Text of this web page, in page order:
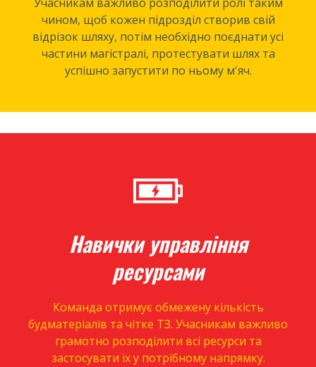
Учасникам важливо розподілити ролі таким
чином, щоб кожен підрозділ створив свій
відрізок шляху, потім необхідно поєднати усі
частини магістралі, протестувати шлях та
успішно запустити по ньому м'яч.
Навички управління
ресурсами
Команда отримує обмежену кількість
будматеріалів та чітке ТЗ. Учасникам важливо
грамотно розподілити всі ресурси та
застосувати їх у потрібному напрямку.